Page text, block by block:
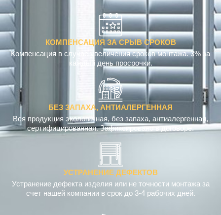
КОМПЕНСАЦИЯ ЗА СРЫВ СРОКОВ
Компенсация в случае увеличения сроков монтажа. 3% за
каждый день просрочки.
БЕЗ ЗАПАХА, АНТИАЛЕРГЕННАЯ
Вся продукция экологичная, без запаха, антиалергенная,
сертифицированная. Зафиксировано в договоре.
УСТРАНЕНИЕ ДЕФЕКТОВ
Устранение дефекта изделия или не точности монтажа за
счет нашей компании в срок до 3-4 рабочих дней.